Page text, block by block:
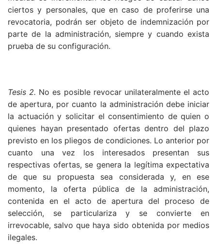
ciertos y personales, que en caso de proferirse una
revocatoria, podrán ser objeto de indemnización por
parte de la administración, siempre y cuando exista
prueba de su configuración.
Tesis 2. No es posible revocar unilateralmente el acto
de apertura, por cuanto la administración debe iniciar
la actuación y solicitar el consentimiento de quien o
quienes hayan presentado ofertas dentro del plazo
previsto en los pliegos de condiciones. Lo anterior por
cuanto una vez los interesados presentan sus
respectivas ofertas, se genera la legítima expectativa
de que su propuesta sea considerada y, en ese
momento, la oferta pública de la administración,
contenida en el acto de apertura del proceso de
selección, se particulariza y se convierte en
irrevocable, salvo que haya sido obtenida por medios
ilegales.